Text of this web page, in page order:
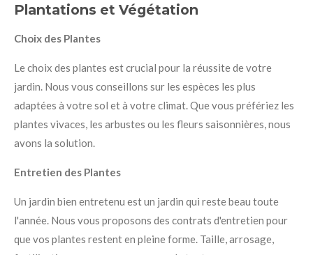
Plantations et Végétation
Choix des Plantes
Le choix des plantes est crucial pour la réussite de votre
jardin. Nous vous conseillons sur les espèces les plus
adaptées à votre sol et à votre climat. Que vous préfériez les
plantes vivaces, les arbustes ou les fleurs saisonnières, nous
avons la solution.
Entretien des Plantes
Un jardin bien entretenu est un jardin qui reste beau toute
l'année. Nous vous proposons des contrats d'entretien pour
que vos plantes restent en pleine forme. Taille, arrosage,